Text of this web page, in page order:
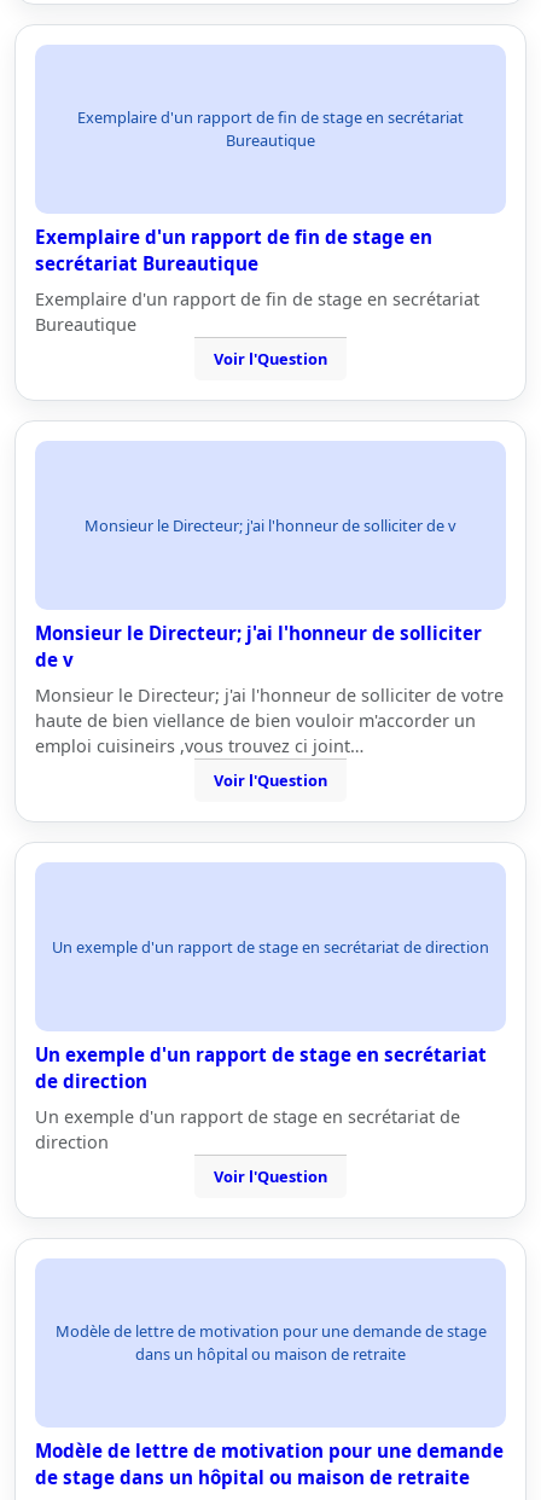
Exemplaire d'un rapport de fin de stage en secrétariat
Bureautique
Exemplaire d'un rapport de fin de stage en
secrétariat Bureautique
Exemplaire d'un rapport de fin de stage en secrétariat
Bureautique
Voir l'Question
Monsieur le Directeur; j'ai l'honneur de solliciter de v
Monsieur le Directeur; j'ai l'honneur de solliciter
de v
Monsieur le Directeur; j'ai l'honneur de solliciter de votre
haute de bien viellance de bien vouloir m'accorder un
emploi cuisineirs ,vous trouvez ci joint…
Voir l'Question
Un exemple d'un rapport de stage en secrétariat de direction
Un exemple d'un rapport de stage en secrétariat
de direction
Un exemple d'un rapport de stage en secrétariat de
direction
Voir l'Question
Modèle de lettre de motivation pour une demande de stage
dans un hôpital ou maison de retraite
Modèle de lettre de motivation pour une demande
de stage dans un hôpital ou maison de retraite